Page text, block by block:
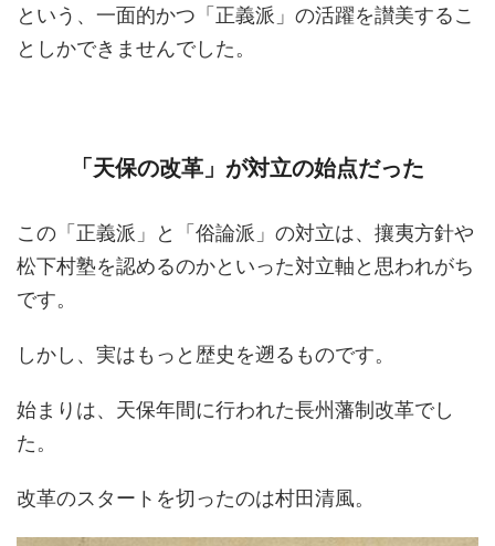
という、一面的かつ「正義派」の活躍を讃美するこ
としかできませんでした。
「天保の改革」が対立の始点だった
この「正義派」と「俗論派」の対立は、攘夷方針や
松下村塾を認めるのかといった対立軸と思われがち
です。
しかし、実はもっと歴史を遡るものです。
始まりは、天保年間に行われた長州藩制改革でし
た。
改革のスタートを切ったのは村田清風。